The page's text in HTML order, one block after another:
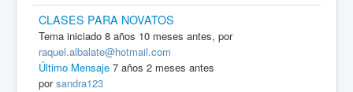
CLASES PARA NOVATOS
Tema iniciado 8 años 10 meses antes, por
raquel.albalate@hotmail.com
Último Mensaje 7 años 2 meses antes
porsandra123